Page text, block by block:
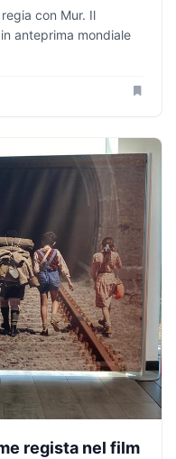
con Mur. Il
anteprima mondiale
regista nel film